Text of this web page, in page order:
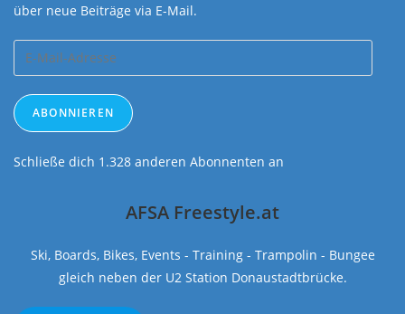
über neue Beiträge via E-Mail.
Mail-
Adresse
ABONNIEREN
Schließe dich 1.328 anderen Abonnenten an
AFSA Freestyle.at
Ski, Boards, Bikes, Events - Training - Trampolin - Bungee
gleich neben der U2 Station Donaustadtbrücke.